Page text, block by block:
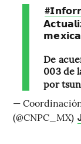
De
003 de
por
—
(@CNPC_MX)